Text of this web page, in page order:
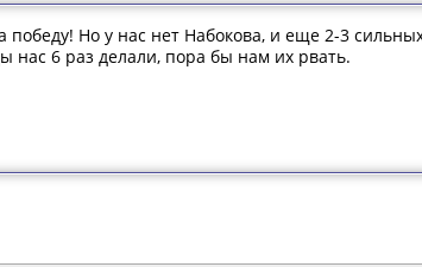
Но у нас нет Набокова, и еще 2-3
нас 6 раз делали, пора бы нам их рвать.